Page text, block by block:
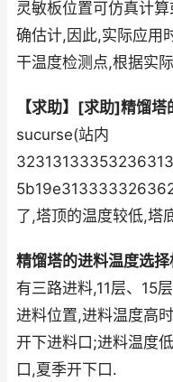
灵敏板位置可仿真计
确估计,因此,实际应用
干温度检测点,根据实
【求助】[求助]精馏
sucurse(站内
了,塔顶的温度较低,塔
精馏塔的进料温度选择
有三路进料,11层、15
进料位置,进料温度高
开下进料口;进料温度
口,夏季开下口.